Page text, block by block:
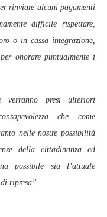
rinviare alcuni pagamenti
difficile rispettare,
o in cassa integrazione,
onorare puntualmente i
verranno presi ulteriori
che come
nelle nostre possibilità
della cittadinanza ed
possibile sia l’attuale
ripresa”.